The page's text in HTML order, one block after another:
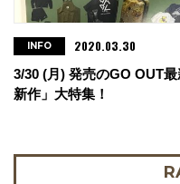
3/30 (月) 発売のGO OUT
新作」大特集！
INFO 2020.03.30